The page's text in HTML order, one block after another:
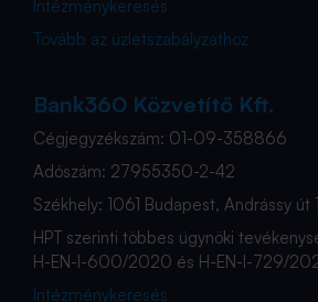
Intézménykeresés
Tovább az üzletszabályzathoz
Bank360 Közvetítő Kft.
Cégjegyzékszám: 01-09-358866
Adószám: 27955350-2-42
Székhely: 1061 Budapest, Andrássy út
HPT szerinti többes ügynöki
H-EN-I-600/2020 és H-EN-I-729/
Intézménykeresés